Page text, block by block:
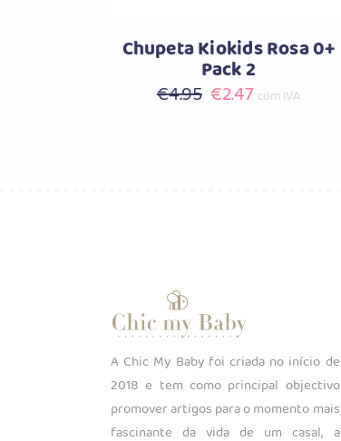
Chupeta Kiokids Rosa 0+
Pack 2
€4.95 O
€2.47Ocom IVA
A Chic My Baby foi criada no início de
2018 e tem como principal objectivo
promover artigos para o momento mais
fascinante da vida de um casal, a